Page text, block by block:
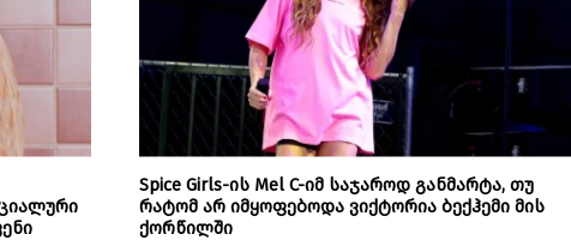
Spice Girls-ის Mel C-იმ საჯაროდ განმარტა, თუ
რატომ არ იმყოფებოდა ვიქტორია ბექჰემი მის
ქორწილში